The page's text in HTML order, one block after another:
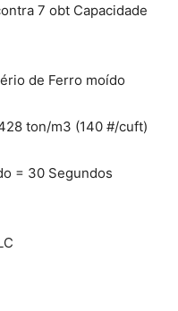
7 obt Capacidade
de Ferro moído
ton/m3 (140 #/cuft)
= 30 Segundos